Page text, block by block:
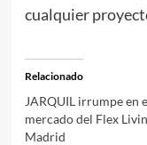
cualquier
Relacionado
JARQUIL irrumpe en
mercado del Flex
Madrid